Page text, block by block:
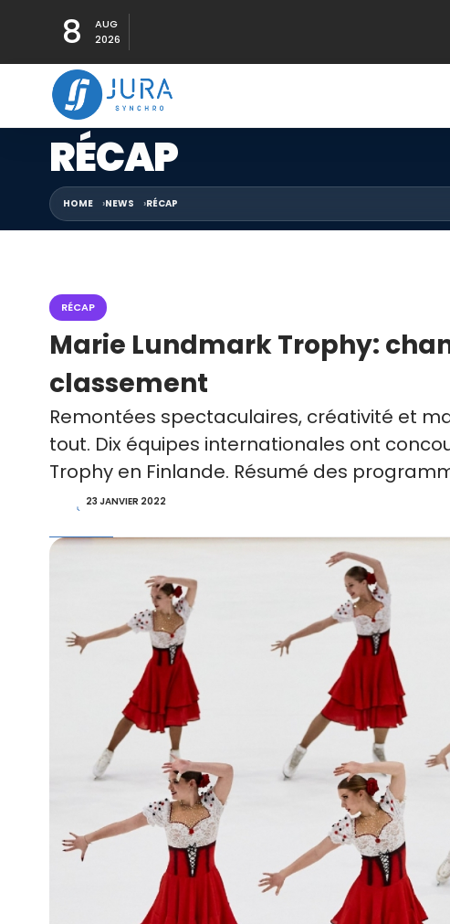
8
AUG
2026
RÉCAP
HOME NEWS RÉCAP
RÉCAP
Marie Lundmark Trophy:
classement
Remontées spectaculaires, créativité et
tout. Dix équipes internationales ont
Trophy en Finlande. Résumé des
23 JANVIER 2022